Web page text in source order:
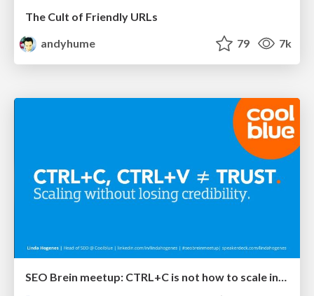
The Cult of Friendly URLs
andyhume
79 7k
SEO Brein meetup: CTRL+C is not how to scale international SEO